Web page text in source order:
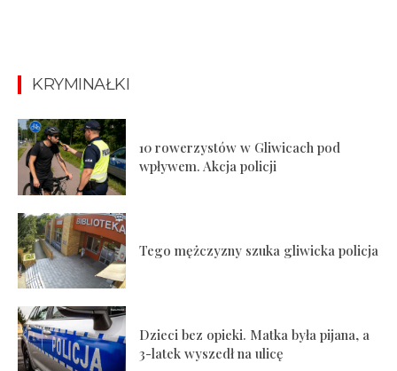
KRYMINAŁKI
10 rowerzystów w Gliwicach pod
wpływem. Akcja policji
Tego mężczyzny szuka gliwicka policja
Dzieci bez opieki. Matka była pijana, a
3-latek wyszedł na ulicę